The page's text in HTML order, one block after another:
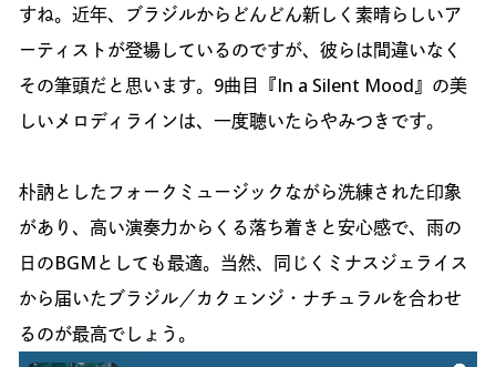
すね。近年、ブラジルからどんどん新しく素晴らしいア
ーティストが登場しているのですが、彼らは間違いなく
その筆頭だと思います。9曲目『In a Silent Mood』の美
しいメロディラインは、一度聴いたらやみつきです。
朴訥としたフォークミュージックながら洗練された印象
があり、高い演奏力からくる落ち着きと安心感で、雨の
日のBGMとしても最適。当然、同じくミナスジェライス
から届いたブラジル／カクェンジ・ナチュラルを合わせ
るのが最高でしょう。